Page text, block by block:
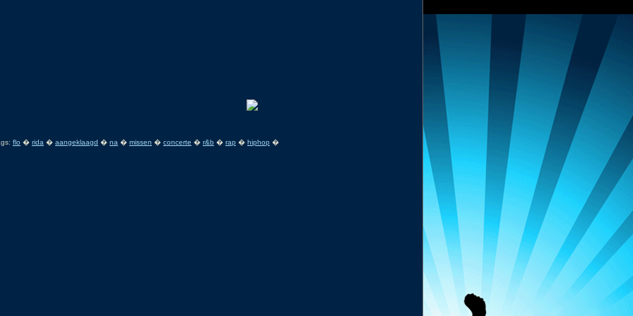
flo � rida � aangeklaagd � na � missen � concerte � r&b � rap � hiphop �